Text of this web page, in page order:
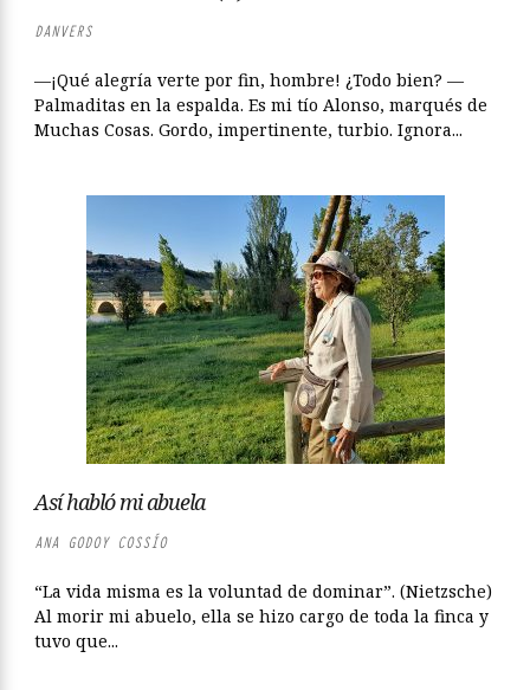
DANVERS
—¡Qué alegría verte por fin, hombre! ¿Todo bien? —
Palmaditas en la espalda. Es mi tío Alonso, marqués de
Muchas Cosas. Gordo, impertinente, turbio. Ignora...
Así habló mi abuela
ANA GODOY COSSÍO
“La vida misma es la voluntad de dominar”. (Nietzsche)
Al morir mi abuelo, ella se hizo cargo de toda la finca y
tuvo que...